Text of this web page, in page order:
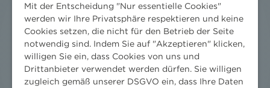
Mit der Entscheidung "Nur essentielle Cookies"
werden wir Ihre Privatsphäre respektieren und keine
Cookies setzen, die nicht für den Betrieb der Seite
notwendig sind. Indem Sie auf "Akzeptieren" klicken,
willigen Sie ein, dass Cookies von uns und
Drittanbieter verwendet werden dürfen. Sie willigen
zugleich gemäß unserer DSGVO ein, dass Ihre Daten